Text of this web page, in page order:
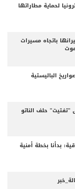
لحماية مطاراتها
باتجاه مسيرات
الباليستية
حلف الناتو
بدأنا بخطة أمنية